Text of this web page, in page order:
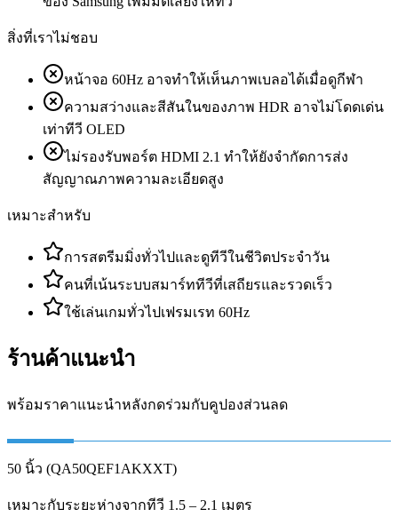
สิ่งที่เราไม่ชอบ
หน้าจอ 60Hz อาจทำให้เห็นภาพเบลอได้เมื่อดูกีฬา
ความสว่างและสีสันในของภาพ HDR อาจไม่โดดเด่น
เท่าทีวี OLED
ไม่รองรับพอร์ต HDMI 2.1 ทำให้ยังจำกัดการส่ง
สัญญาณภาพความละเอียดสูง
เหมาะสำหรับ
การสตรีมมิ่งทั่วไปและดูทีวีในชีวิตประจำวัน
คนที่เน้นระบบสมาร์ททีวีที่เสถียรและรวดเร็ว
ใช้เล่นเกมทั่วไปเฟรมเรท 60Hz
ร้านค้าแนะนำ
พร้อมราคาแนะนำหลังกดร่วมกับคูปองส่วนลด
50 นิ้ว (QA50QEF1AKXXT)
เหมาะกับระยะห่างจากทีวี 1.5 – 2.1 เมตร